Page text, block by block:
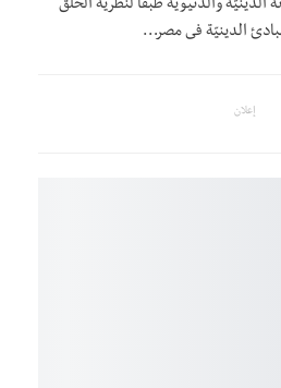
والدنيويّة طبقًا لنظرية الخلق
الدينيّة فى مصر…
إعلان